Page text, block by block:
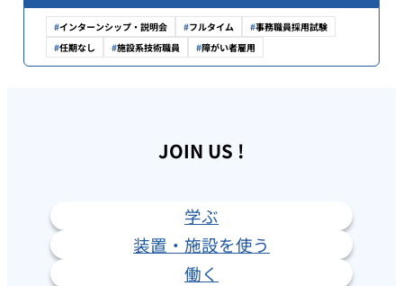
インターンシップ・説明会 フルタイム
事務職員採用試験
任期なし
施設系技術職員 障がい者雇用
JOIN US !
学ぶ
装置・施設を使う
働く